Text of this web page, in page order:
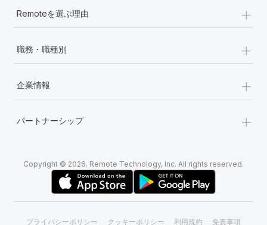
Remoteを選ぶ理由 +
職務・職種別 +
企業情報 +
パートナーシップ +
Copyright © 2026. Remote Technology, Inc. All rights reserved.
プライバシーポリシー クッキーポリシー 利用規約 免責事項